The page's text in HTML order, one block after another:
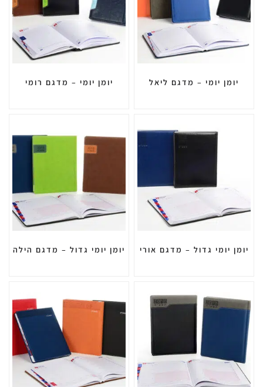
יומן יומי – מדגם ליאל יומן יומי – מדגם רומי
יומן יומי גדול – מדגם אורי יומן יומי גדול – מדגם הילה